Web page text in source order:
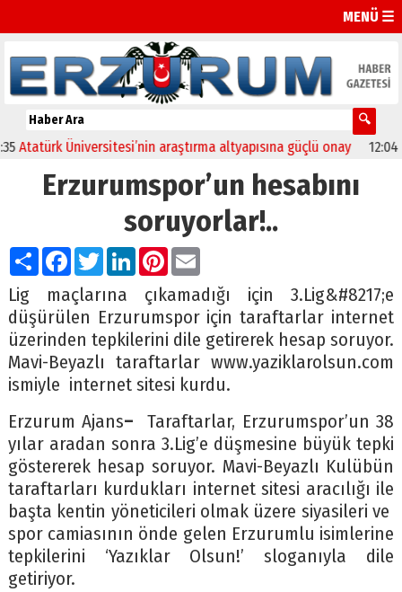
MENÜ ☰
Üniversitesi’nin araştırma altyapısına güçlü onay 12:04
Erzurumspor’un hesabını
soruyorlar!..
PaylaşFacebook
TwitterLinkedIn
Pinterest
Email
Lig maçlarına çıkamadığı için 3.Lig&#8217;e
düşürülen Erzurumspor için taraftarlar internet
üzerinden tepkilerini dile getirerek hesap soruyor.
Mavi-Beyazlı taraftarlar www.yaziklarolsun.com
ismiyle internet sitesi kurdu.
Erzurum Ajans– Taraftarlar, Erzurumspor’un 38
yılar aradan sonra 3.Lig’e düşmesine büyük tepki
göstererek hesap soruyor. Mavi-Beyazlı Kulübün
taraftarları kurdukları internet sitesi aracılığı ile
başta kentin yöneticileri olmak üzere siyasileri ve
spor camiasının önde gelen Erzurumlu isimlerine
tepkilerini ‘Yazıklar Olsun!’ sloganıyla dile
getiriyor.